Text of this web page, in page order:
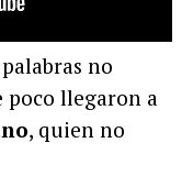
no
poco llegaron a
, quien no